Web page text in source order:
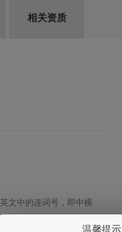
相关资质
文中的连词号，即中横
。注*中文域名实际是
温馨提示